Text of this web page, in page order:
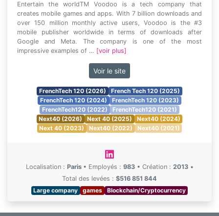
Entertain the worldTM Voodoo is a tech company that
creates mobile games and apps. With 7 billion downloads and
over 150 million monthly active users, Voodoo is the #3
mobile publisher worldwide in terms of downloads after
Google and Meta. The company is one of the most
impressive examples of … [voir plus]
Voir le site
FrenchTech 120 (2026)
French Tech 120 (2025)
FrenchTech 120 (2024)
FrenchTech 120 (2023)
FrenchTech120 (2022)
FrenchTech120 (2021)
Next40 (2026)
Next 40 (2025)
Next40 (2024)
Next 40 (2023)
Next40 (2022) Next40 (2021)
Localisation : Paris • Employés : 983 • Création : 2013 •
Total des levées : $516 851 844
Large company
games Blockchain/Cryptocurrency